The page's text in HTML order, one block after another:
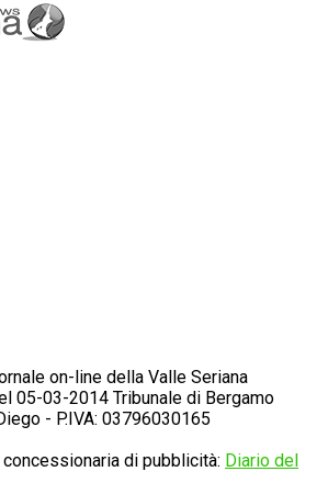
on-line della Valle Seriana
05-03-2014 Tribunale di Bergamo
- P.IVA: 03796030165
di pubblicità: Diario del